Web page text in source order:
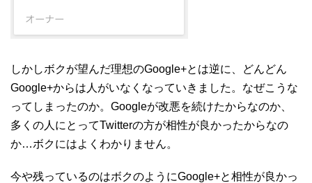
しかしボクが望んだ理想のGoogle+とは逆に、どんどん
Google+からは人がいなくなっていきました。なぜこうな
ってしまったのか。Googleが改悪を続けたからなのか、
多くの人にとってTwitterの方が相性が良かったからなの
か…ボクにはよくわかりません。
今や残っているのはボクのようにGoogle+と相性が良かっ